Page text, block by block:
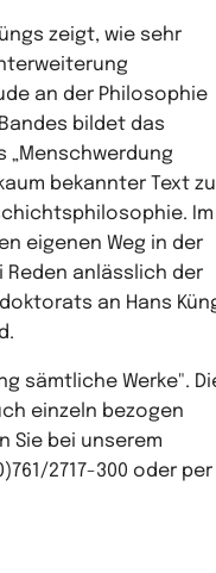
zeigt, wie sehr
an der Philosophie
bildet das
„Menschwerdung
bekannter Text
Im
eigenen Weg in der
Reden anlässlich der
an Hans
sämtliche Werke".
einzeln bezogen
Sie bei unserem
2717-300 oder per